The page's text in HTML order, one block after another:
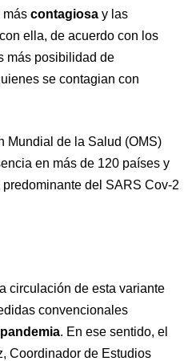
más contagiosa y las
ella, de acuerdo con los
más posibilidad de
se contagian con
Mundial de la Salud (OMS)
en más de 120 países y
del SARS Cov-2
circulación de esta variante
convencionales
pandemia. En ese sentido, el
Coordinador de Estudios